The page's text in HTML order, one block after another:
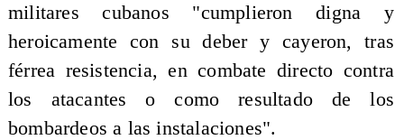
militares cubanos "cumplieron digna y
heroicamente con su deber y cayeron, tras
férrea resistencia, en combate directo contra
los atacantes o como resultado de los
bombardeos a las instalaciones".